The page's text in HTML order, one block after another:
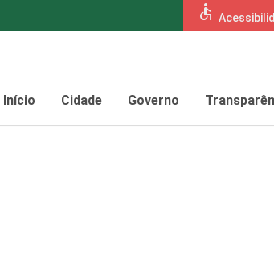
accessible
Início Cidade Governo